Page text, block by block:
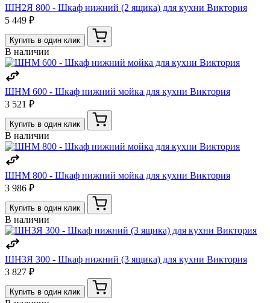
ШН2Я 800 - Шкаф нижний (2 ящика) для кухни Виктория
5 449 ₽
Купить в один клик
В наличии
ШНМ 600 - Шкаф нижний мойка для кухни Виктория
3 521 ₽
Купить в один клик
В наличии
ШНМ 800 - Шкаф нижний мойка для кухни Виктория
3 986 ₽
Купить в один клик
В наличии
ШН3Я 300 - Шкаф нижний (3 ящика) для кухни Виктория
3 827 ₽
Купить в один клик